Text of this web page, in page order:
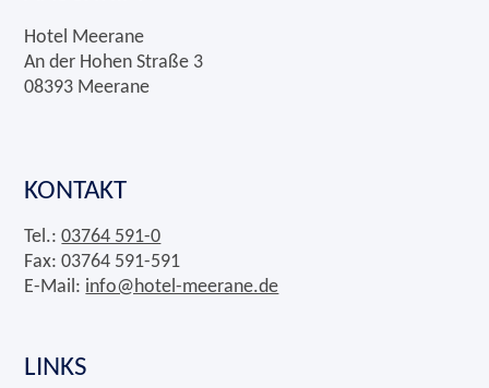
Hotel Meerane
An der Hohen Straße 3
08393 Meerane
KONTAKT
Tel.:03764 591-0
Fax: 03764 591-591
E-Mail: info@hotel-meerane.de
LINKS